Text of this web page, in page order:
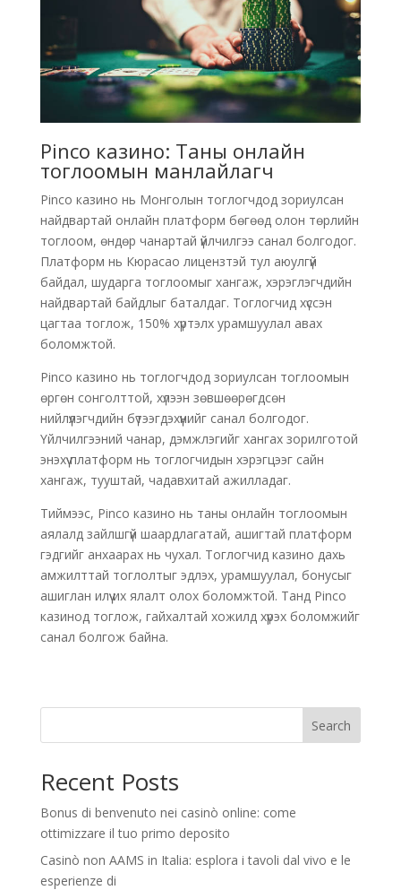
Pinco казино: Таны онлайн
тоглоомын манлайлагч
Pinco казино нь Монголын тоглогчдод зориулсан
найдвартай онлайн платформ бөгөөд олон төрлийн
тоглоом, өндөр чанартай үйлчилгээ санал болгодог.
Платформ нь Кюрасао лицензтэй тул аюулгүй
байдал, шударга тоглоомыг хангаж, хэрэглэгчдийн
найдвартай байдлыг баталдаг. Тоглогчид хүссэн
цагтаа тоглож, 150% хүртэлх урамшуулал авах
боломжтой.
Pinco казино нь тоглогчдод зориулсан тоглоомын
өргөн сонголттой, хүлээн зөвшөөрөгдсөн
нийлүүлэгчдийн бүтээгдэхүүнийг санал болгодог.
Үйлчилгээний чанар, дэмжлэгийг хангах зорилготой
энэхүү платформ нь тоглогчидын хэрэгцээг сайн
хангаж, тууштай, чадавхитай ажилладаг.
Тиймээс, Pinco казино нь таны онлайн тоглоомын
аялалд зайлшгүй шаардлагатай, ашигтай платформ
гэдгийг анхаарах нь чухал. Тоглогчид казино дахь
амжилттай тоглолтыг эдлэх, урамшуулал, бонусыг
ашиглан илүү их ялалт олох боломжтой. Танд Pinco
казинод тоглож, гайхалтай хожилд хүрэх боломжийг
санал болгож байна.
Search
Recent Posts
Bonus di benvenuto nei casinò online: come
ottimizzare il tuo primo deposito
Casinò non AAMS in Italia: esplora i tavoli dal vivo e le
esperienze di